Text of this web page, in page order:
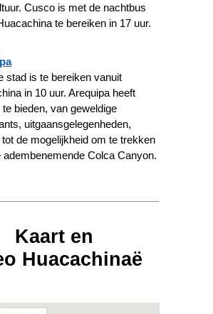
Cusco is met de nachtbus
te bereiken in 17 uur.
stad is te bereiken vanuit
in 10 uur. Arequipa heeft
te bieden, van geweldige
uitgaansgelegenheden,
tot de mogelijkheid om te trekken
adembenemende Colca Canyon.
Kaart en
Huacachinaë